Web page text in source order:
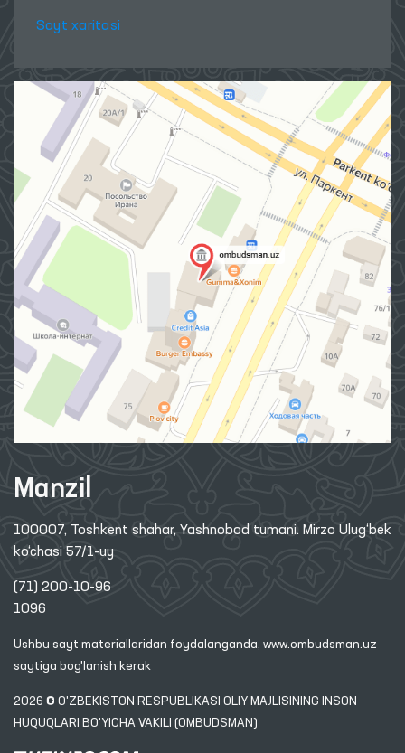
Sayt xaritasi
Manzil
100007, Toshkent shahar, Yashnobod tumani. Mirzo Ulug‘bek
ko‘chasi 57/1-uy
(71) 200-10-96
1096
Ushbu sayt materiallaridan foydalanganda, www.ombudsman.uz
saytiga bog'lanish kerak
2026 © O'ZBEKISTON RESPUBLIKASI OLIY MAJLISINING INSON
HUQUQLARI BO'YICHA VAKILI (OMBUDSMAN)